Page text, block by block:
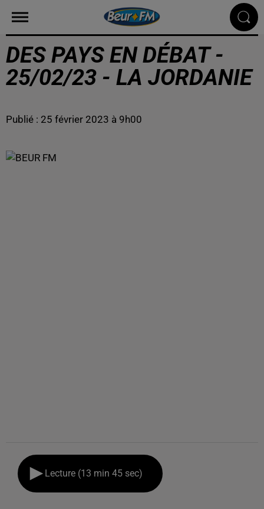
DES PAYS EN DÉBAT -
25/02/23 - LA JORDANIE
Publié : 25 février 2023 à 9h00
Lecture (13 min 45 sec)